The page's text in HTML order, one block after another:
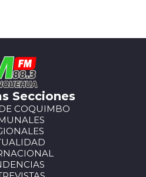
Secciones
COQUIMBO